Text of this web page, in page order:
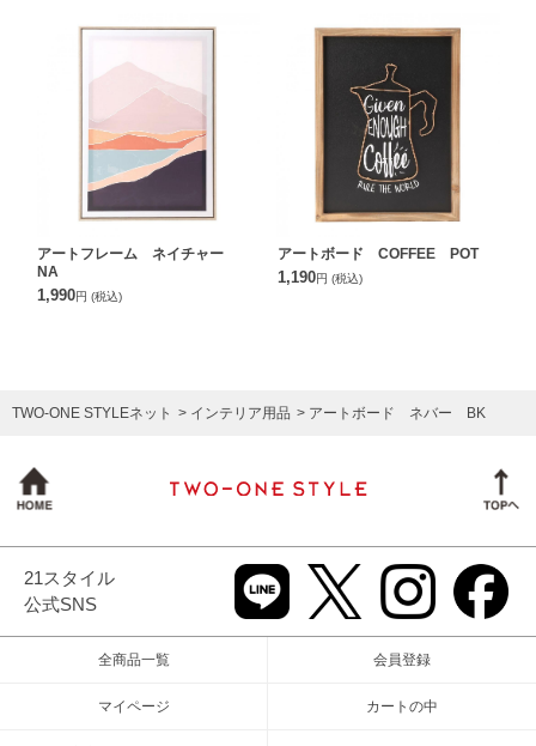
アートフレーム ネイチャー
NA
1,990円 (税込)
アートボード COFFEE POT
1,190円 (税込)
TWO-ONE STYLEネット インテリア用品 アートボード ネバー BK
21スタイル
公式SNS
全商品一覧 会員登録
マイページ カートの中